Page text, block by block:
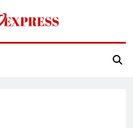
Express